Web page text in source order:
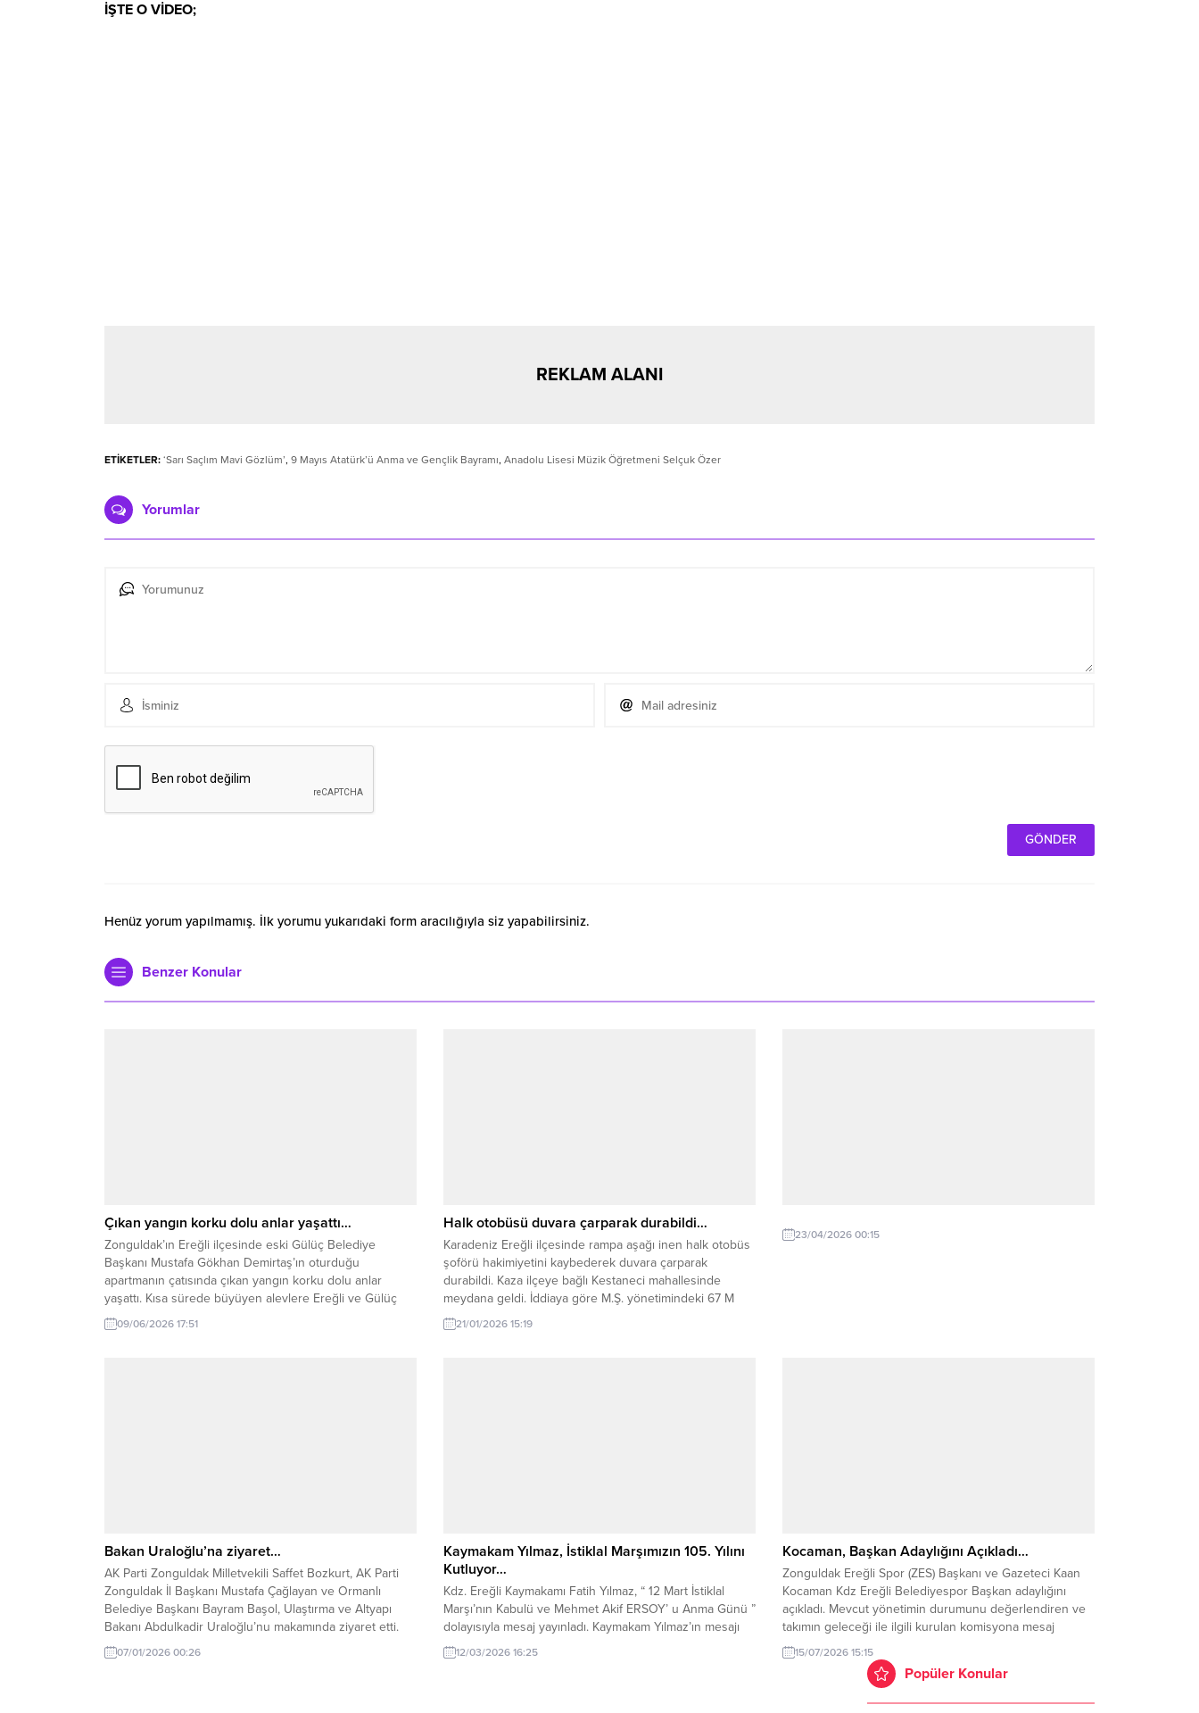
İŞTE O VİDEO;
REKLAM ALANI
ETİKETLER: ‘Sarı Saçlım Mavi Gözlüm’, 9 Mayıs Atatürk’ü Anma ve Gençlik Bayramı, Anadolu Lisesi Müzik Öğretmeni Selçuk Özer
Yorumlar
Henüz yorum yapılmamış. İlk yorumu yukarıdaki form aracılığıyla siz yapabilirsiniz.
Benzer Konular
Çıkan yangın korku dolu anlar yaşattı…
Zonguldak’ın Ereğli ilçesinde eski Gülüç Belediye
Başkanı Mustafa Gökhan Demirtaş’ın oturduğu
apartmanın çatısında çıkan yangın korku dolu anlar
yaşattı. Kısa sürede büyüyen alevlere Ereğli ve Gülüç
Belediyesi itfaiye ekipleri müdahale etti. Zonguldak’ın
Ereğli ilçesinde meydana gelen çatı yangını paniğe
09/06/2026 17:51
Halk otobüsü duvara çarparak durabildi…
Karadeniz Ereğli ilçesinde rampa aşağı inen halk otobüs
şoförü hakimiyetini kaybederek duvara çarparak
durabildi. Kaza ilçeye bağlı Kestaneci mahallesinde
meydana geldi. İddiaya göre M.Ş. yönetimindeki 67 M
8009 plakalı halk otobüsü, rampadan aşağı indiği sırada
buzlu yolda kontrolden çıkarak yol kenarında bulunan
21/01/2026 15:19
23/04/2026 00:15
Bakan Uraloğlu’na ziyaret…
AK Parti Zonguldak Milletvekili Saffet Bozkurt, AK Parti
Zonguldak İl Başkanı Mustafa Çağlayan ve Ormanlı
Belediye Başkanı Bayram Başol, Ulaştırma ve Altyapı
Bakanı Abdulkadir Uraloğlu’nu makamında ziyaret etti.
Gerçekleştirilen ziyarette, Zonguldak genelinde devam
eden ve planlama aşamasında bulunan ulaştırma ve
07/01/2026 00:26
Kaymakam Yılmaz, İstiklal Marşımızın 105. Yılını
Kutluyor…
Kdz. Ereğli Kaymakamı Fatih Yılmaz, “ 12 Mart İstiklal
Marşı’nın Kabulü ve Mehmet Akif ERSOY’ u Anma Günü ”
dolayısıyla mesaj yayınladı. Kaymakam Yılmaz’ın mesajı
şu şekilde: “Milli mücadele yıllarının en ateşli olduğu
dönemde milletimizi ayağa kaldıracak, birlik ve
12/03/2026 16:25
Kocaman, Başkan Adaylığını Açıkladı…
Zonguldak Ereğli Spor (ZES) Başkanı ve Gazeteci Kaan
Kocaman Kdz Ereğli Belediyespor Başkan adaylığını
açıkladı. Mevcut yönetimin durumunu değerlendiren ve
takımın geleceği ile ilgili kurulan komisyona mesaj
gönderen Kocaman, takımın 35 milyon gibi bir bütçe ile
ligde kalacağını belirterek ekibinin hazır olduğunu
açıkladı. Yaptığı açıklamada kulübün borçlarının mevcut
15/07/2026 15:15
Popüler Konular